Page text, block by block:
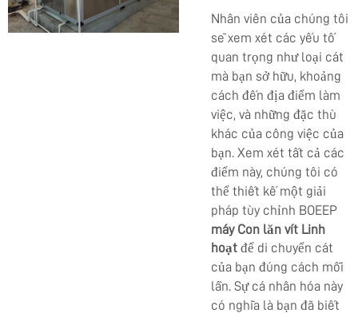
Nhân viên của chúng tôi
sẽ xem xét các yếu tố
quan trọng như loại cát
mà bạn sở hữu, khoảng
cách đến địa điểm làm
việc, và những đặc thù
khác của công việc của
bạn. Xem xét tất cả các
điểm này, chúng tôi có
thể thiết kế một giải
pháp tùy chỉnh BOEEP
máy Con lăn vít Linh
hoạt để di chuyển cát
của bạn đúng cách mỗi
lần. Sự cá nhân hóa này
có nghĩa là bạn đã biết